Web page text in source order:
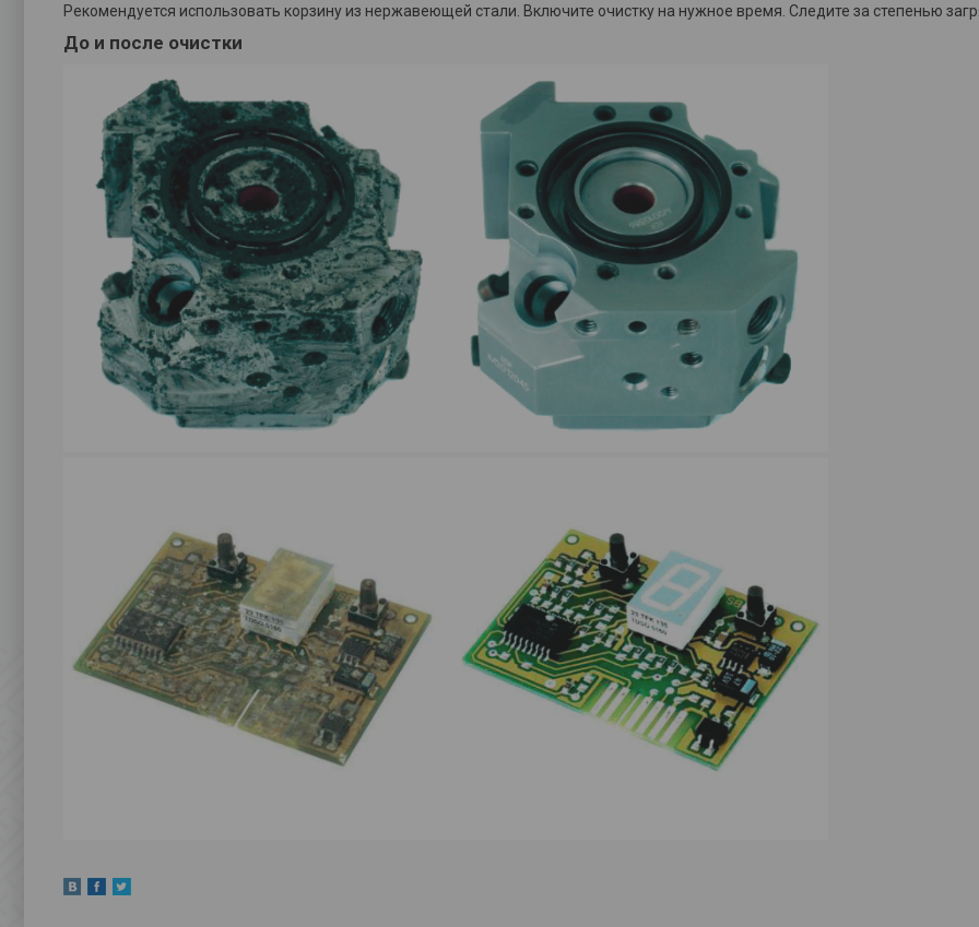
Рекомендуется использовать корзину из нержавеющей стали. Включите очистку на нужное время. Следите за степенью
До и после очистки